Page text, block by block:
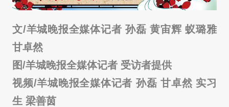
文/羊城晚报全媒体记者 孙磊 黄宙辉 蚁璐雅
甘卓然
图/羊城晚报全媒体记者 受访者提供
视频/羊城晚报全媒体记者 孙磊 甘卓然 实习
生 梁善茵